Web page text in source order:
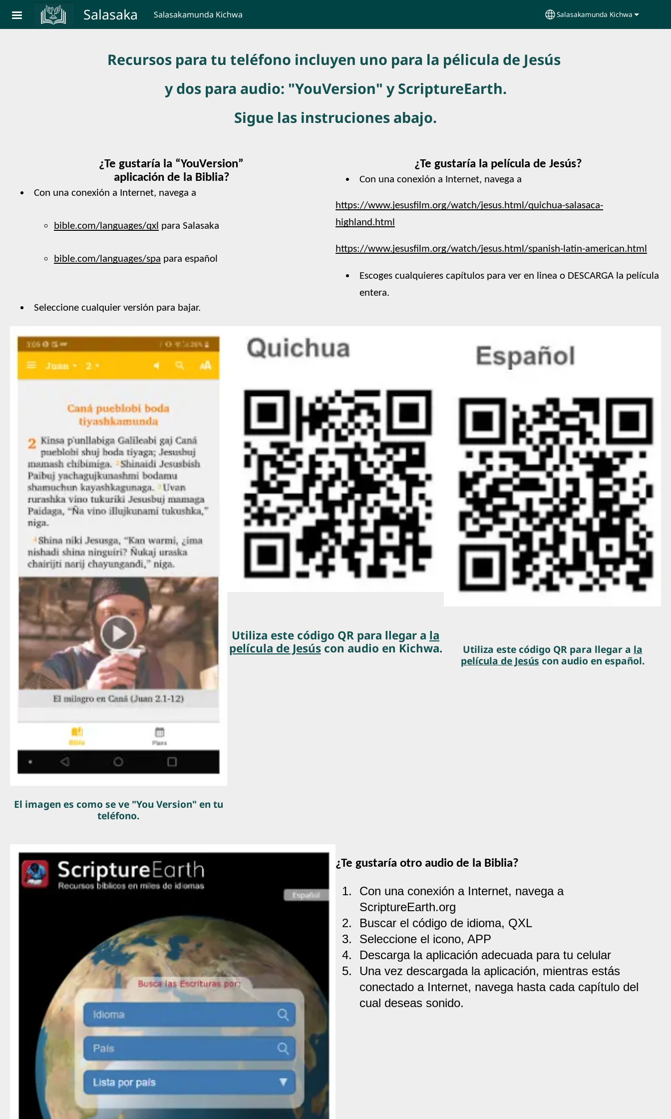
Skip to main contentSalasaka Salasakamunda Kichwa Select your language
Salasakamunda Kichwa
Recursos para tu teléfono incluyen uno para la pélicula de Jesús
y dos para audio: "YouVersion" y ScriptureEarth.
Sigue las instruciones abajo.
¿Te gustaría la “YouVersion”
aplicación de la Biblia?
Con una conexión a Internet, navega a
bible.com/languages/qxl para Salasaka
bible.com/languages/spa para español
Seleccione cualquier versión para bajar.
¿Te gustaría la película de Jesús?
Con una conexión a Internet, navega a
https://www.jesusfilm.org/watch/jesus.html/quichua-salasaca-
highland.html
https://www.jesusfilm.org/watch/jesus.html/spanish-latin-american.html
Escoges cualquieres capítulos para ver en linea o DESCARGA la película
entera.
El imagen es como se ve "You Version" en tu
teléfono.
Utiliza este código QR para llegar a la
película de Jesúscon audio en Kichwa. Utiliza este código QR para llegar a la
película de Jesús con audio en español.
¿Te gustaría otro audio de la Biblia?
Con una conexión a Internet, navega a
ScriptureEarth.org
Buscar el código de idioma, QXL
Seleccione el icono, APP
Descarga la aplicación adecuada para tu celular
Una vez descargada la aplicación, mientras estás
conectado a Internet, navega hasta cada capítulo del
cual deseas sonido.